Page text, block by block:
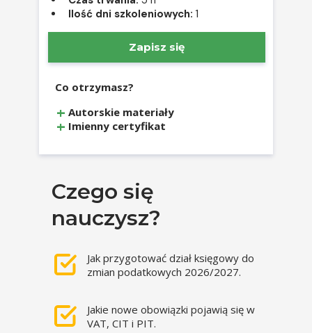
Ilość dni szkoleniowych: 1
Zapisz się
Co otrzymasz?
Autorskie materiały
Imienny certyfikat
Czego się
nauczysz?
Jak przygotować dział księgowy do
zmian podatkowych 2026/2027.
Jakie nowe obowiązki pojawią się w
VAT, CIT i PIT.